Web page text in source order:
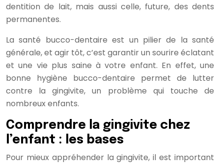
dentition de lait, mais aussi celle, future, des dents
permanentes.
La santé bucco-dentaire est un pilier de la santé
générale, et agir tôt, c’est garantir un sourire éclatant
et une vie plus saine à votre enfant. En effet, une
bonne hygiène bucco-dentaire permet de lutter
contre la gingivite, un problème qui touche de
nombreux enfants.
Comprendre la gingivite chez
l’enfant : les bases
Pour mieux appréhender la gingivite, il est important